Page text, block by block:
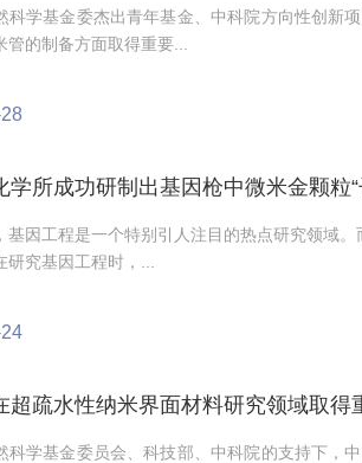
科学基金委杰出青年基金、中科院方向性创新
管的制备方面取得重要...
学所成功研制出基因枪中微米金颗粒“
基因工程是一个特别引人注目的热点研究领域
研究基因工程时，...
超疏水性纳米界面材料研究领域取得
科学基金委员会、科技部、中科院的支持下，